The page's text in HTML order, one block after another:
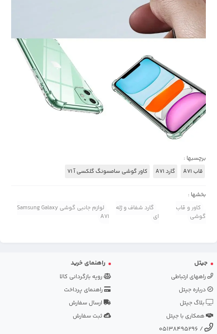
برچسبها :
قاب A71
گارد A71 کاور گوشی سامسونگ گلکسی آ 71
بخشها :
کاور و قاب
گوشی
گارد شفاف و ژله
ای
لوازم جانبی گوشی Samsung Galaxy
A71
جیتل
راههای ارتباطی
درباره جیتل
بلاگ جیتل
همکاری با جیتل
راهنمای خرید
رویه بازگردانی کالا
راهنمای پرداخت
ارسال سفارش
ثبت سفارش
/
05138495296